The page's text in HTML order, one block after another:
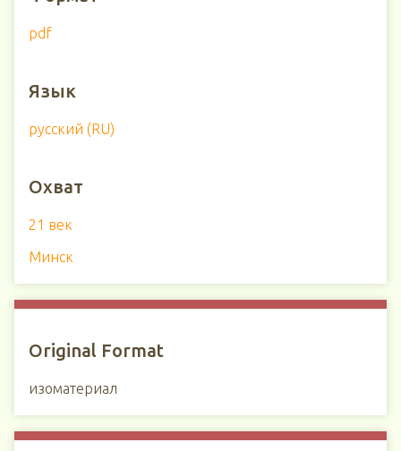
pdf
Язык
русский (RU)
Охват
21 век
Минск
Original Format
изоматериал